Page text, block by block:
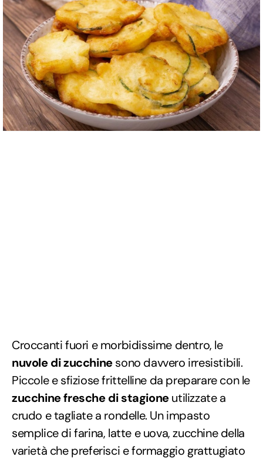
Croccanti fuori e morbidissime dentro, le
nuvole di zucchinesono davvero irresistibili.
Piccole e sfiziose frittelline da preparare con le
zucchine fresche di stagioneutilizzate a
crudo e tagliate a rondelle. Un impasto
semplice di farina, latte e uova, zucchine della
varietà che preferisci e formaggio grattugiato